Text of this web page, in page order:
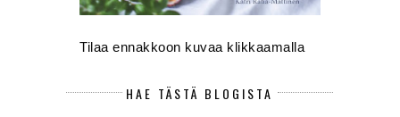
Tilaa ennakkoon kuvaa klikkaamalla
HAE TÄSTÄ BLOGISTA